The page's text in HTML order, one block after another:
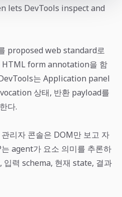
lets DevTools inspect and
proposed web standard로
HTML form annotation을 함
는 Application panel
상태, 반환 payload를
다.
리자 콘솔은 DOM만 보고 자
agent가 요소 의미를 추론하
입력 schema, 현재 state, 결과